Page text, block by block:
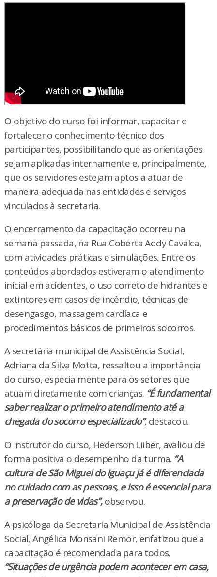
O objetivo do curso foi informar, capacitar e
fortalecer o conhecimento técnico dos
participantes, possibilitando que as orientações
sejam aplicadas internamente e, principalmente,
que os servidores estejam aptos a atuar de
maneira adequada nas entidades e serviços
vinculados à secretaria.
O encerramento da capacitação ocorreu na
semana passada, na Rua Coberta Addy Cavalca,
com atividades práticas e simulações. Entre os
conteúdos abordados estiveram o atendimento
inicial em acidentes, o uso correto de hidrantes e
extintores em casos de incêndio, técnicas de
desengasgo, massagem cardíaca e
procedimentos básicos de primeiros socorros.
A secretária municipal de Assistência Social,
Adriana da Silva Motta, ressaltou a importância
do curso, especialmente para os setores que
atuam diretamente com crianças. “É fundamental
saber realizar o primeiro atendimento até a
chegada do socorro especializado”, destacou.
O instrutor do curso, Hederson Liiber, avaliou de
forma positiva o desempenho da turma. “A
cultura de São Miguel do Iguaçu já é diferenciada
no cuidado com as pessoas, e isso é essencial para
a preservação de vidas”,observou.
A psicóloga da Secretaria Municipal de Assistência
Social, Angélica Monsani Remor, enfatizou que a
capacitação é recomendada para todos.
“Situações de urgência podem acontecer em casa,